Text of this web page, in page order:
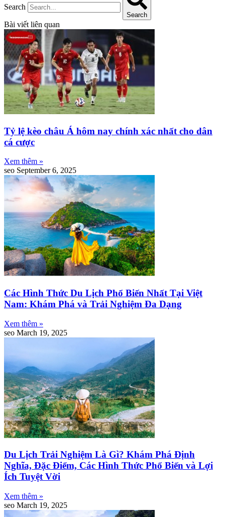
Search
Search
Bài viết liên quan
Tỷ lệ kèo châu Á hôm nay chính xác nhất cho dân
cá cược
Xem thêm »
seo September 6, 2025
Các Hình Thức Du Lịch Phổ Biến Nhất Tại Việt
Nam: Khám Phá và Trải Nghiệm Đa Dạng
Xem thêm »
seo March 19, 2025
Du Lịch Trải Nghiệm Là Gì? Khám Phá Định
Nghĩa, Đặc Điểm, Các Hình Thức Phổ Biến và Lợi
Ích Tuyệt Vời
Xem thêm »
seo March 19, 2025